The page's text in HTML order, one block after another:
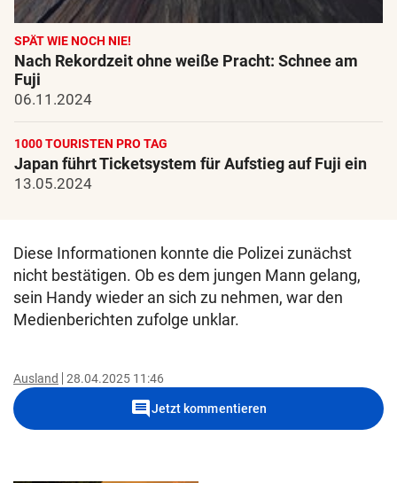
SPÄT WIE NOCH NIE!
Nach Rekordzeit ohne weiße Pracht: Schnee am
Fuji
06.11.2024
1000 TOURISTEN PRO TAG
Japan führt Ticketsystem für Aufstieg auf Fuji ein
13.05.2024
Diese Informationen konnte die Polizei zunächst
nicht bestätigen. Ob es dem jungen Mann gelang,
sein Handy wieder an sich zu nehmen, war den
Medienberichten zufolge unklar.
Ausland 28.04.2025 11:46
commentJetzt kommentieren